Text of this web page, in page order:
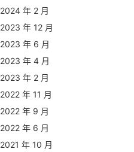
2024 年 2 月
2023 年 12 月
2023 年 6 月
2023 年 4 月
2023 年 2 月
2022 年 11 月
2022 年 9 月
2022 年 6 月
2021 年 10 月